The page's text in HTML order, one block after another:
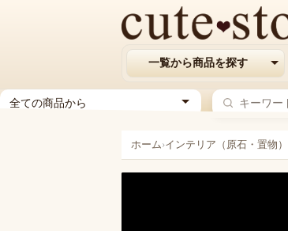
一覧から商品を探す
ジ
ホーム›インテリア（原石・置物）